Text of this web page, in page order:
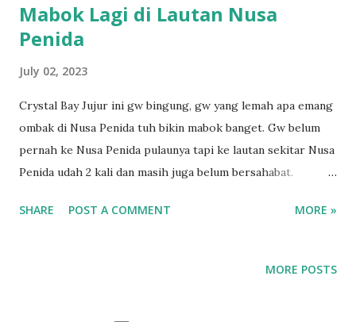
Mabok Lagi di Lautan Nusa
Penida
July 02, 2023
Crystal Bay Jujur ini gw bingung, gw yang lemah apa emang
ombak di Nusa Penida tuh bikin mabok banget. Gw belum
pernah ke Nusa Penida pulaunya tapi ke lautan sekitar Nusa
Penida udah 2 kali dan masih juga belum bersahabat.
Minggu kemarin, kali kedua ke sana dengan provider yang
SHARE POST A COMMENT MORE »
MORE POSTS